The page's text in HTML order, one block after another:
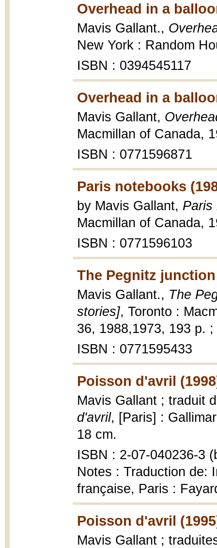
Overhead in a
Mavis Gallant.,
New York : Random
ISBN : 0394545117
Overhead in a
Mavis Gallant,
Macmillan of Canada,
ISBN : 0771596871
Paris notebooks
by Mavis Gallant, Paris
Macmillan of Canada,
ISBN : 0771596103
The Pegnitz junction
Mavis Gallant., The
stories], Toronto :
36, 1988,1973, 193 p.
ISBN : 0771595433
Poisson d'avril
Mavis Gallant ; traduit
d'avril, [Paris] :
18 cm.
ISBN : 2-07-040236-3
Notes : Traduction de:
française, Paris :
Poisson d'avril
Mavis Gallant ;